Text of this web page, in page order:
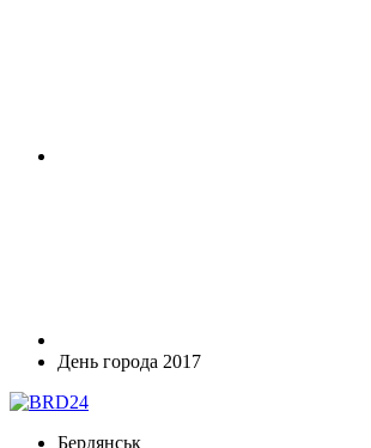
День города 2017
Бердянськ